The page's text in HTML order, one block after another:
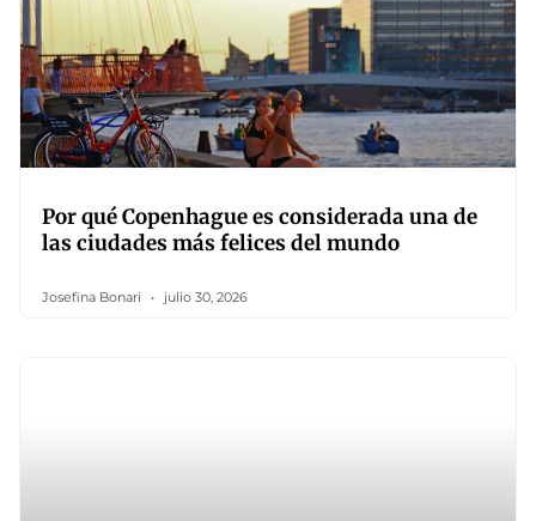
Por qué Copenhague es considerada una de
las ciudades más felices del mundo
Josefina Bonari julio 30, 2026